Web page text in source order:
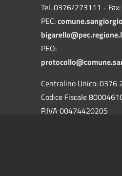
Tel. 0376/273111 -
PEC:
PEO:
Centralino Unico: 0376
Codice Fiscale
P.IVA 00474420205